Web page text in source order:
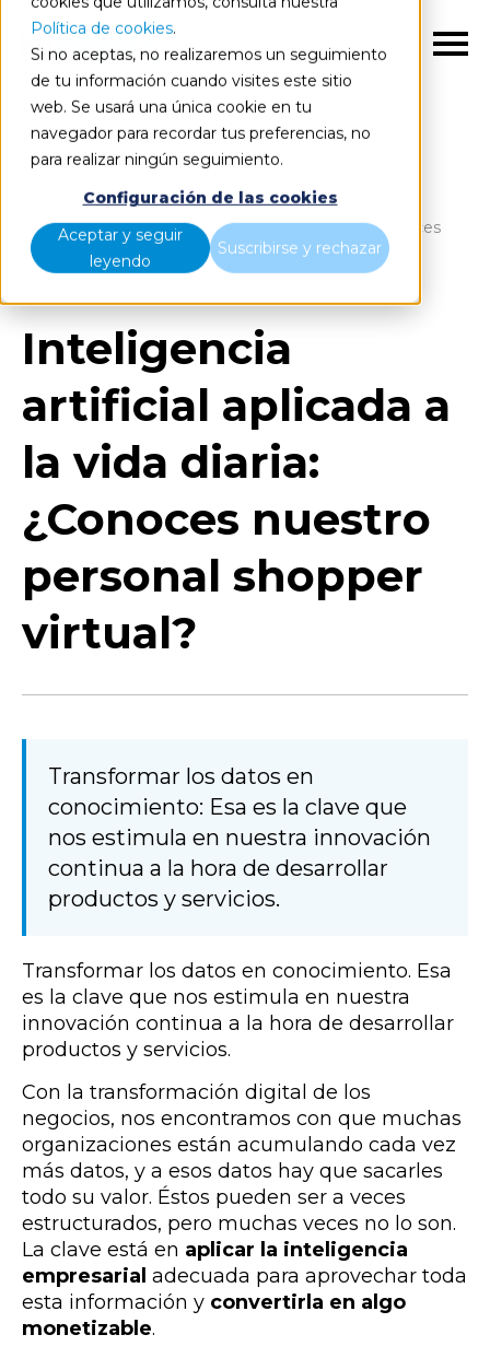
Política de cookies.
Si no aceptas, no realizaremos un seguimiento
de tu información cuando visites este sitio
web. Se usará una única cookie en tu
navegador para recordar tus preferencias, no
para realizar ningún seguimiento.
Configuración de las cookies
Aceptar y seguir
leyendo
Suscribirse y rechazar
ES
Inteligencia artificial aplicada a la vida diaria: ¿Conoces
nuestro personal shopper virtual?
Inteligencia
artificial aplicada a
la vida diaria:
¿Conoces nuestro
personal shopper
virtual?
Transformar los datos en
conocimiento: Esa es la clave que
nos estimula en nuestra innovación
continua a la hora de desarrollar
productos y servicios.
Transformar los datos en conocimiento. Esa
es la clave que nos estimula en nuestra
innovación continua a la hora de desarrollar
productos y servicios.
Con la transformación digital de los
negocios, nos encontramos con que muchas
organizaciones están acumulando cada vez
más datos, y a esos datos hay que sacarles
todo su valor. Éstos pueden ser a veces
estructurados, pero muchas veces no lo son.
La clave está en aplicar la inteligencia
empresarial adecuada para aprovechar toda
esta información y convertirla en algo
monetizable.